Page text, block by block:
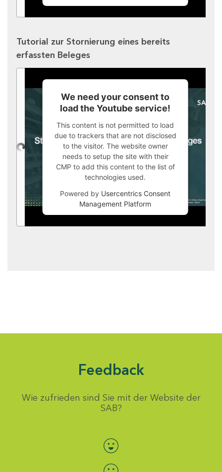
Tutorial zur Stornierung eines bereits
erfassten Beleges
We need your consent to
load the Youtube service!
This content is not permitted to load
due to trackers that are not disclosed
to the visitor. The website owner
needs to setup the site with their
CMP to add this content to the list of
technologies used.
Powered by Usercentrics Consent
Management Platform
Feedback
Wie zufrieden sind Sie mit der Website der
SAB?
Bewertung auswählen